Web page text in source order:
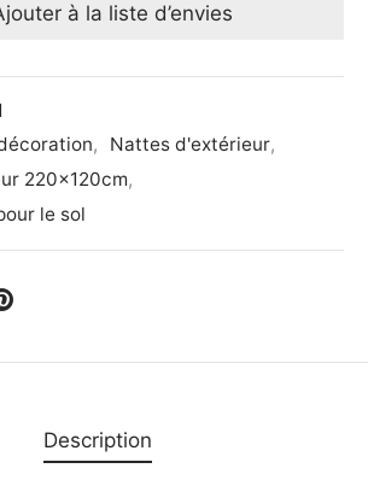
à la liste d’envies
, Nattes d'extérieur,
220x120cm,
le sol
Description